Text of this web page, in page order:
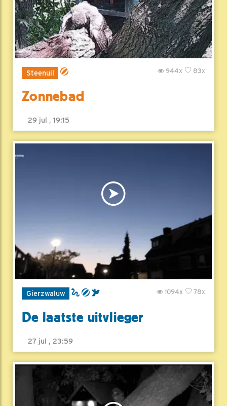
Steenuil 83x
944x
Zonnebad
29 jul , 19:15
Gierzwaluw 78x
1094x
De laatste uitvlieger
27 jul , 23:59